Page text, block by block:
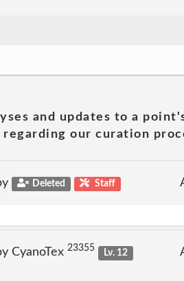
and updates to a
our curation
Deleted Staff
CyanoTex 23355
Lv. 12